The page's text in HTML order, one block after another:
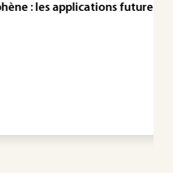
: les applications futures